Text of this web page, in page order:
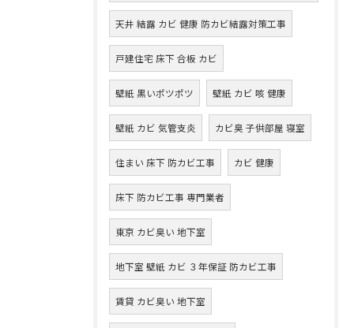
天井 結露 カビ 健康 防カビ結露対策工事
戸建住宅 床下 合板 カビ
壁紙 黒いポツポツ 壁紙 カビ 咳 健康
壁紙 カビ 気管支炎 カビ臭 子供部屋 寝室
住まい 床下 防カビ工事 カビ 健康
床下 防カビ工事 専門業者
東京 カビ臭い 地下室
地下室 壁紙 カビ ３年保証 防カビ工事
賃貸 カビ臭い 地下室